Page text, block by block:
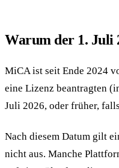
Warum der 1. Juli
MiCA ist seit Ende 2024
eine Lizenz beantragten
Juli 2026, oder früher,
Nach diesem Datum gilt
nicht aus. Manche